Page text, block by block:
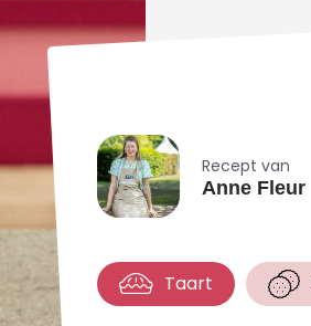
Recept van
Anne Fleur
Taart